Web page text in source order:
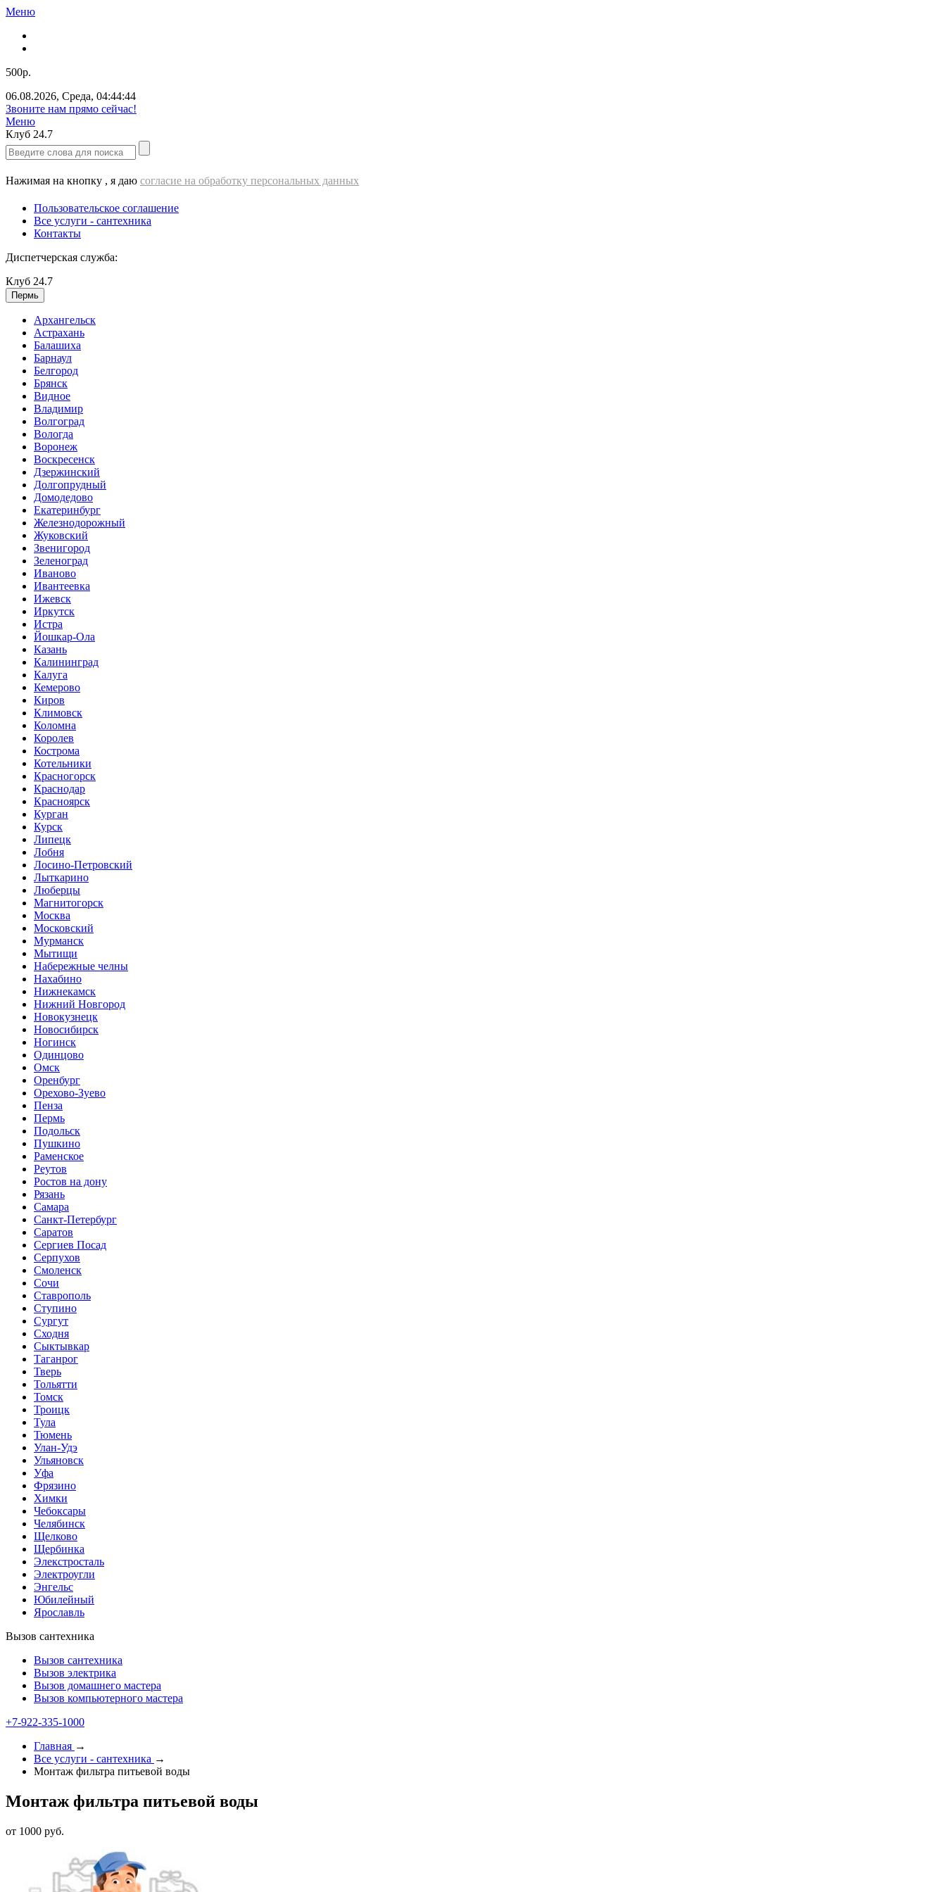
Меню
500р.
06.08.2026, Среда, 04:44:44
Звоните нам прямо сейчас!
Меню
Клуб 24.7
Нажимая на кнопку , я даю согласие на обработку персональных данных
Пользовательское соглашение
Все услуги - cантехника
Контакты
Диспетчерская служба:
Клуб 24.7
Пермь
Архангельск
Астрахань
Балашиха
Барнаул
Белгород
Брянск
Видное
Владимир
Волгоград
Вологда
Воронеж
Воскресенск
Дзержинский
Долгопрудный
Домодедово
Екатеринбург
Железнодорожный
Жуковский
Звенигород
Зеленоград
Иваново
Ивантеевка
Ижевск
Иркутск
Истра
Йошкар-Ола
Казань
Калининград
Калуга
Кемерово
Киров
Климовск
Коломна
Королев
Кострома
Котельники
Красногорск
Краснодар
Красноярск
Курган
Курск
Липецк
Лобня
Лосино-Петровский
Лыткарино
Люберцы
Магнитогорск
Москва
Московский
Мурманск
Мытищи
Набережные челны
Нахабино
Нижнекамск
Нижний Новгород
Новокузнецк
Новосибирск
Ногинск
Одинцово
Омск
Оренбург
Орехово-Зуево
Пенза
Пермь
Подольск
Пушкино
Раменское
Реутов
Ростов на дону
Рязань
Самара
Санкт-Петербург
Саратов
Сергиев Посад
Серпухов
Смоленск
Сочи
Ставрополь
Ступино
Сургут
Сходня
Сыктывкар
Таганрог
Тверь
Тольятти
Томск
Троицк
Тула
Тюмень
Улан-Удэ
Ульяновск
Уфа
Фрязино
Химки
Чебоксары
Челябинск
Щелково
Щербинка
Элекстросталь
Электроугли
Энгельс
Юбилейный
Ярославль
Вызов сантехника
Вызов сантехника
Вызов электрика
Вызов домашнего мастера
Вызов компьютерного мастера
+7-922-335-1000
Главная →
Все услуги - cантехника →
Монтаж фильтра питьевой воды
Монтаж фильтра питьевой воды
от 1000 руб.